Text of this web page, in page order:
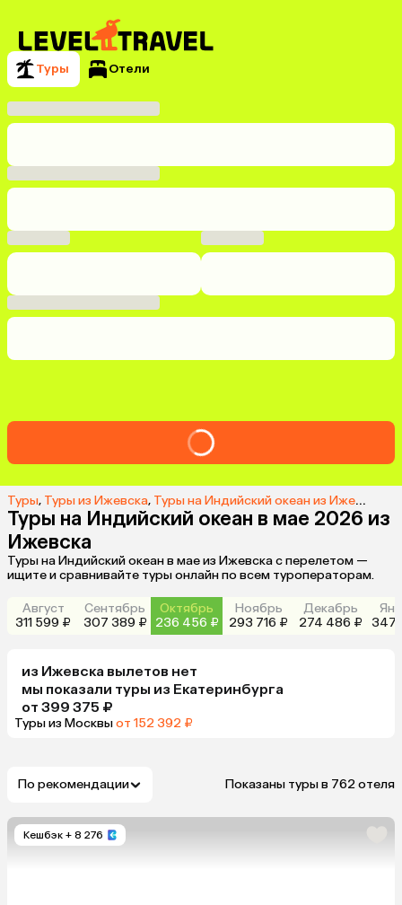
Туры Отели
Туры, Туры из Ижевска, Туры на Индийский океан из Ижевска
Туры на Индийский океан в мае 2026 из
Ижевска
Туры на Индийский океан в мае из Ижевска с перелетом —
ищите и сравнивайте туры онлайн по всем туроператорам.
Август
311 599 ₽
Сентябрь
307 389 ₽
Октябрь
236 456 ₽
Ноябрь
293 716 ₽
Декабрь
274 486 ₽
347
из Ижевска вылетов нет
мы показали туры из Екатеринбурга
от 399 375 ₽
Туры из Москвыот 152 392 ₽
По рекомендации Показаны туры в 762 отеля
Кешбэк + 8 276